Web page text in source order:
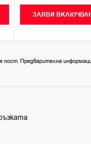
ЗАЯВИ
Предварителна